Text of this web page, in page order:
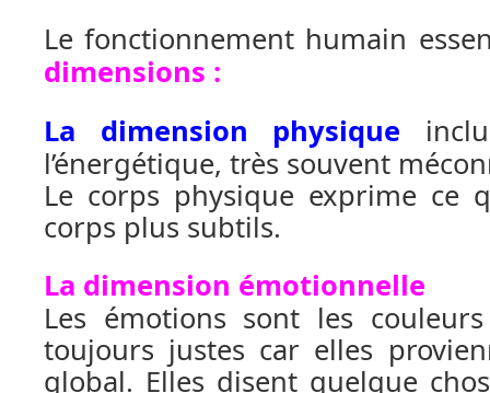
Le fonctionnement humain
dimensions :
La dimension physique
l’énergétique, très souvent
Le corps physique exprime ce
corps plus subtils.
La dimension émotionnelle
Les émotions sont les
toujours justes car elles
global. Elles disent quelque